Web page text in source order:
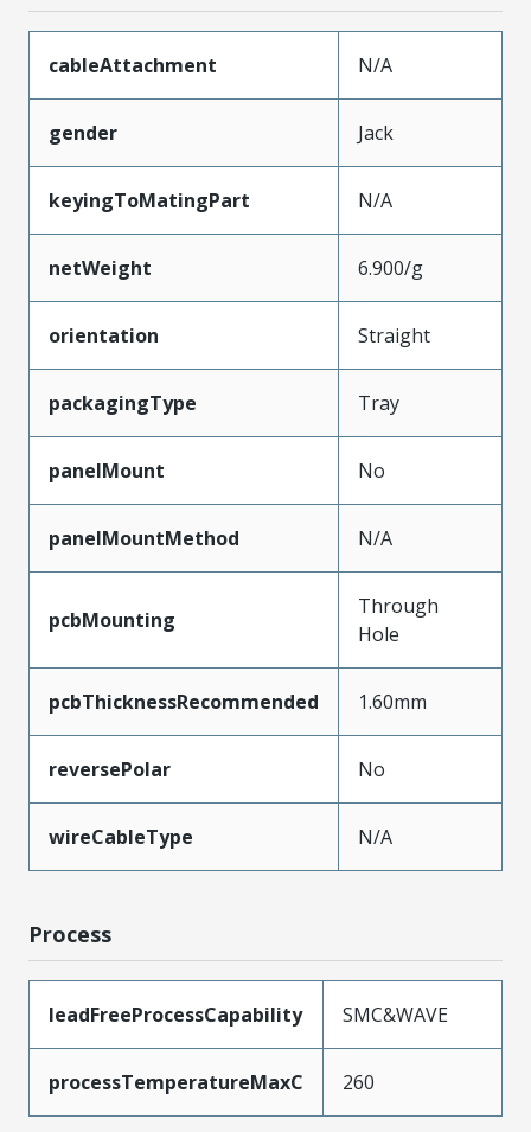
cableAttachment N/A
gender Jack
keyingToMatingPart N/A
netWeight 6.900/g
orientation Straight
packagingType Tray
panelMount No
panelMountMethod N/A
pcbMounting
Through
Hole
pcbThicknessRecommended 1.60mm
reversePolar No
wireCableType N/A
Process
leadFreeProcessCapability SMC&WAVE
processTemperatureMaxC 260